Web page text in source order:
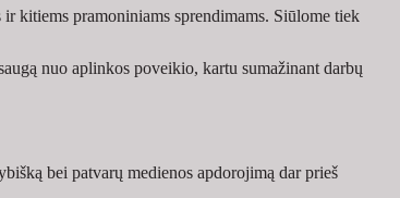
kitiems pramoniniams sprendimams. Siūlome tiek
nuo aplinkos poveikio, kartu sumažinant darbų
bei patvarų medienos apdorojimą dar prieš